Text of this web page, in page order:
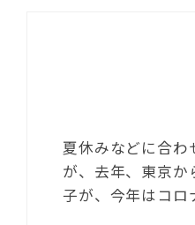
夏休みなどに合わ
が、去年、東京
子が、今年はコロ